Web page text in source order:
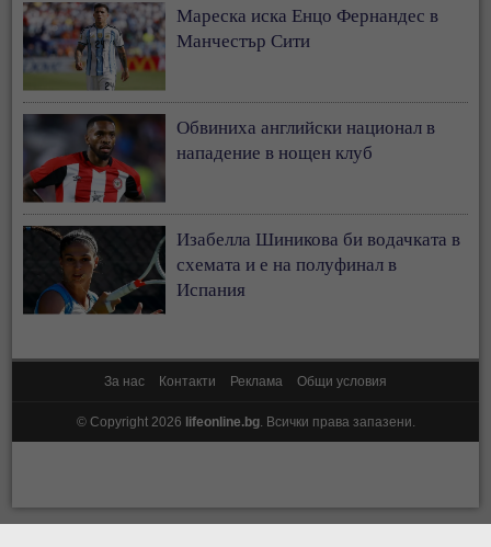
Мареска иска Енцо Фернандес в
Манчестър Сити
Обвиниха английски национал в
нападение в нощен клуб
Изабелла Шиникова би водачката в
схемата и е на полуфинал в
Испания
За нас Контакти Реклама Общи условия
© Copyright 2026 lifeonline.bg. Всички права запазени.